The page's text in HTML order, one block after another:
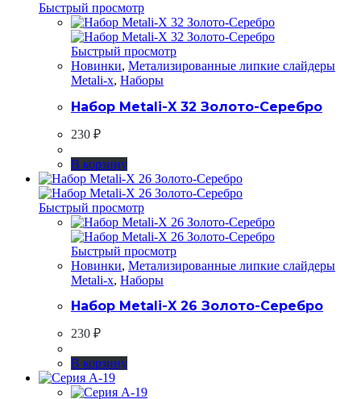
Быстрый просмотр
Быстрый просмотр
Новинки, Метализированные липкие слайдеры
Metali-x, Наборы
Набор Metali-X 32 Золото-Серебро
230 ₽
В корзину
Быстрый просмотр
Быстрый просмотр
Новинки, Метализированные липкие слайдеры
Metali-x, Наборы
Набор Metali-X 26 Золото-Серебро
230 ₽
В корзину